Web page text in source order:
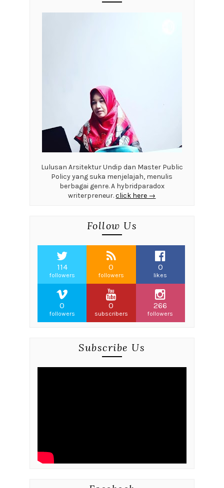
Lulusan Arsitektur Undip dan Master Public
Policy yang suka menjelajah, menulis
berbagai genre. A hybridparadox
writerpreneur.click here →
Follow Us
114
followers
0
followers
0
likes
0
followers
0
subscribers
266
followers
Subscribe Us